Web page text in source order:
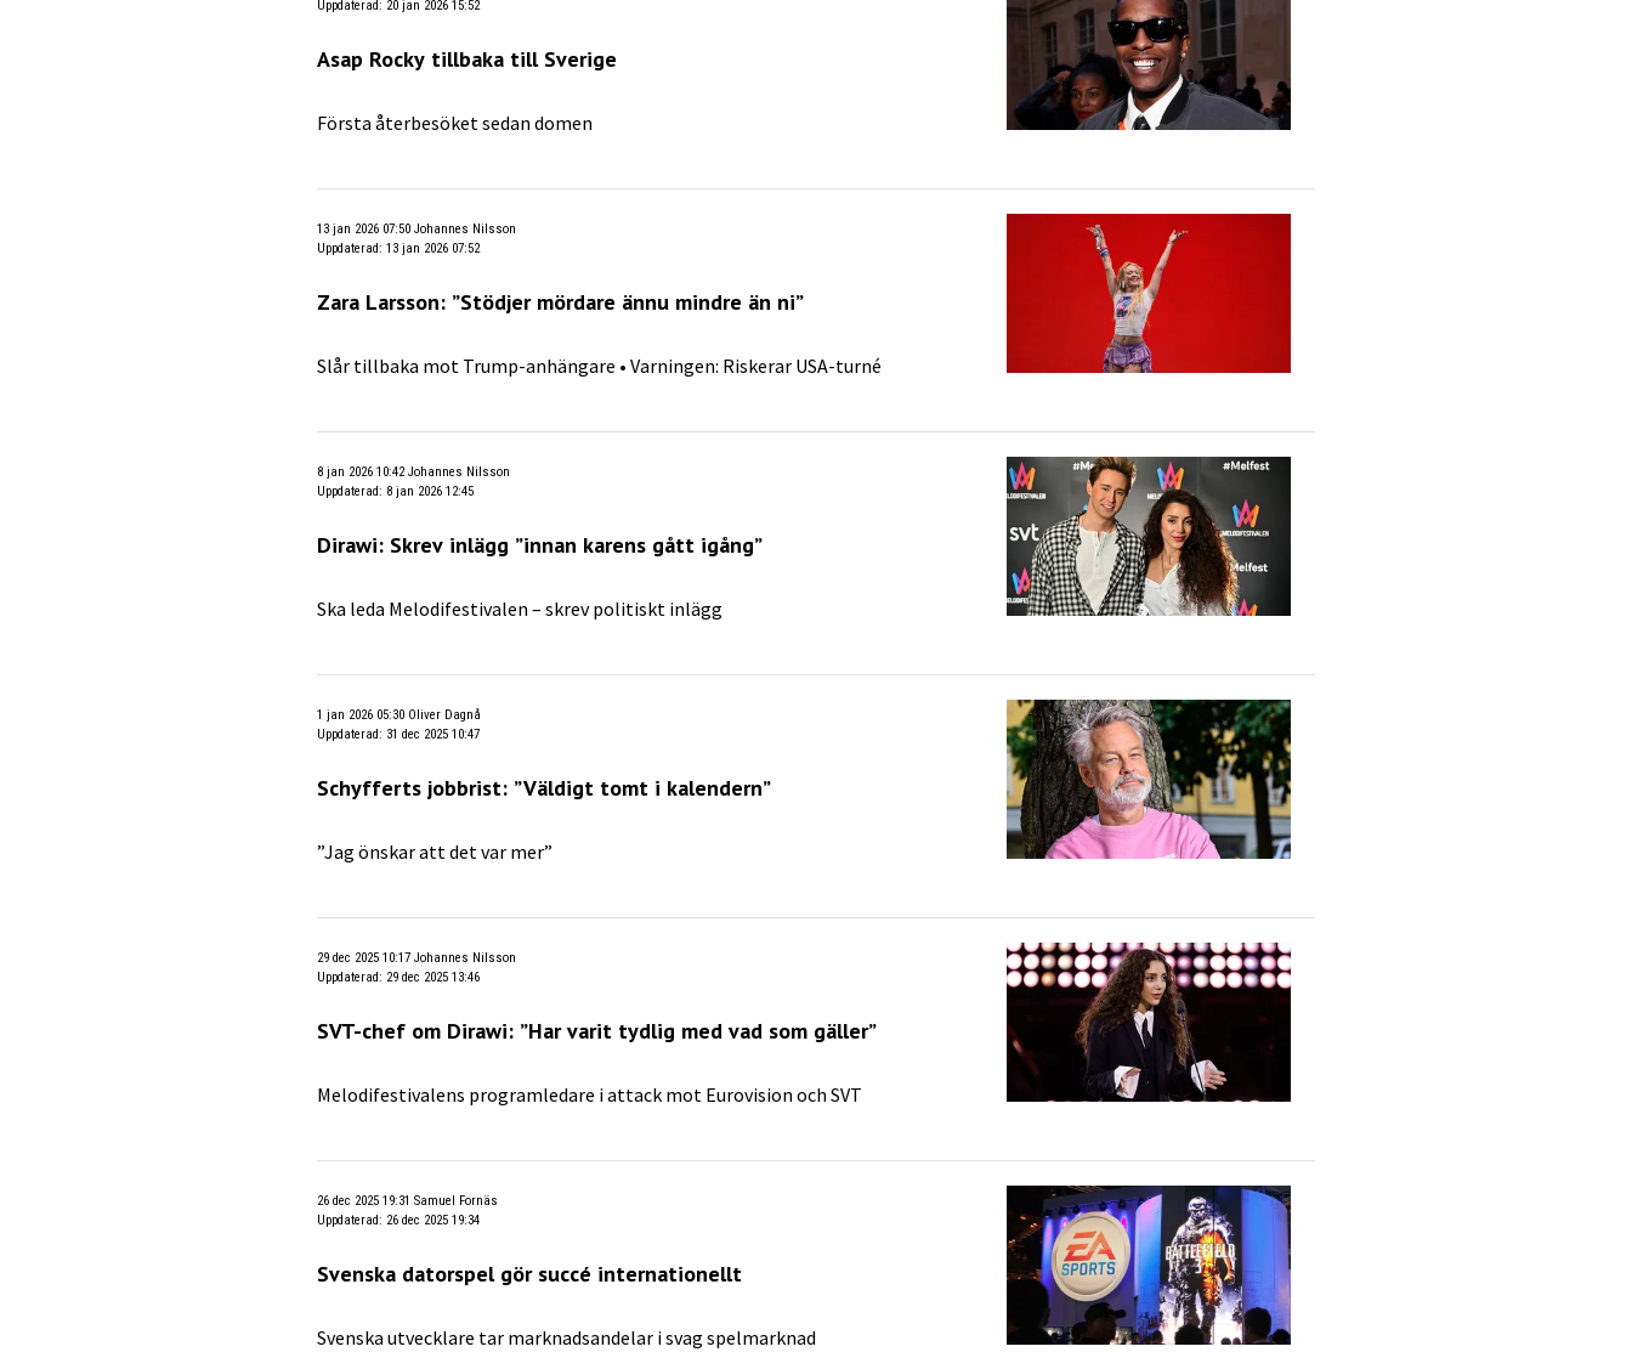
Uppdaterad: 20 jan 2026 15:52
Asap Rocky tillbaka till Sverige
Första återbesöket sedan domen
13 jan 2026 07:50 Johannes Nilsson
Uppdaterad:13 jan 2026 07:52
Zara Larsson: ”Stödjer mördare ännu mindre än ni”
Slår tillbaka mot Trump-anhängare • Varningen: Riskerar USA-turné
8 jan 2026 10:42 Johannes Nilsson
Uppdaterad: 8 jan 2026 12:45
Dirawi: Skrev inlägg ”innan karens gått igång”
Ska leda Melodifestivalen – skrev politiskt inlägg
1 jan 2026 05:30 Oliver Dagnå
Uppdaterad: 31 dec 2025 10:47
Schyfferts jobbrist: ”Väldigt tomt i kalendern”
”Jag önskar att det var mer”
29 dec 2025 10:17 Johannes Nilsson
Uppdaterad: 29 dec 2025 13:46
SVT-chef om Dirawi: ”Har varit tydlig med vad som gäller”
Melodifestivalens programledare i attack mot Eurovision och SVT
26 dec 2025 19:31 Samuel Fornäs
Uppdaterad: 26 dec 2025 19:34
Svenska datorspel gör succé internationellt
Svenska utvecklare tar marknadsandelar i svag spelmarknad